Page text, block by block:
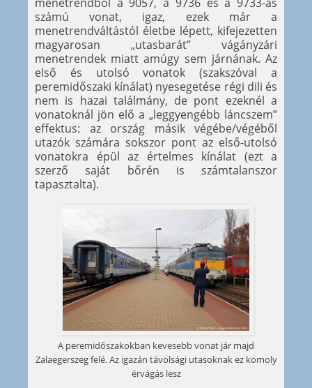
számú vonat, igaz, ezek már a
menetrendváltástól életbe lépett, kifejezetten
magyarosan „utasbarát” vágányzári
menetrendek miatt amúgy sem járnának. Az
első és utolsó vonatok (szakszóval a
peremidőszaki kínálat) nyesegetése régi dili és
nem is hazai találmány, de pont ezeknél a
vonatoknál jön elő a „leggyengébb láncszem”
effektus: az ország másik végébe/végéből
utazók számára sokszor pont az első-utolsó
vonatokra épül az értelmes kínálat (ezt a
szerző saját bőrén is számtalanszor
tapasztalta).
A peremidőszakokban kevesebb vonat jár majd
Zalaegerszeg felé. Az igazán távolsági utasoknak ez komoly
érvágás lesz